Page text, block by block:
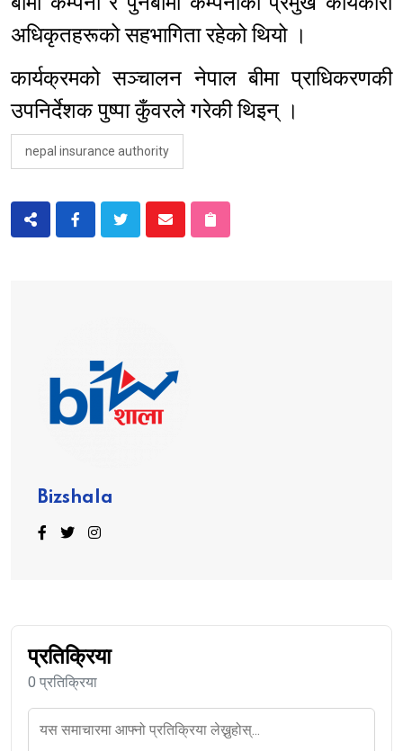
अधिकृतहरूको सहभागिता रहेको थियो ।
कार्यक्रमको सञ्चालन नेपाल बीमा प्राधिकरणकी
उपनिर्देशक पुष्पा कुँवरले गरेकी थिइन् ।
nepal insurance authority
Bizshala
प्रतिक्रिया
0 प्रतिक्रिया